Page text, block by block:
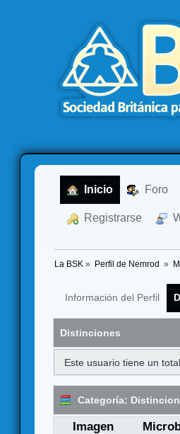
Inicio Foro
Registrarse
La BSK » Perfil de Nemrod »
Información del Perfil
Distinciones
Este usuario tiene un
Categoría:
Imagen